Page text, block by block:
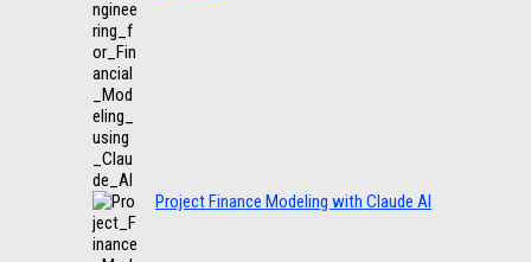
Project Finance Modeling with Claude AI